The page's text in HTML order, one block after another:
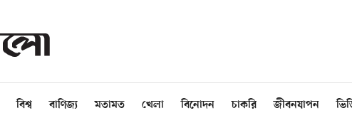
বিশ্ব বাণিজ্য মতামত খেলা বিনোদন চাকরি জীবনযাপন